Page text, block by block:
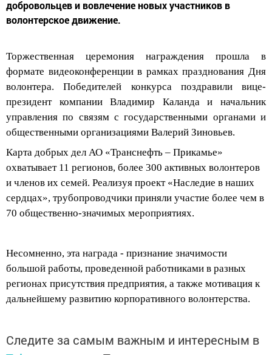
волонтерское движение.
формате видеоконференции в рамках празднования Дня
волонтера. Победителей конкурса поздравили вице-
президент компании ВладимирКаландаи начальник
управления по связям с государственными органами и
общественными организациями Валерий Зиновьев.
Карта добрых дел АО «Транснефть – Прикамье»
охватывает 11 регионов, более 300 активных волонтеров
и членов их семей. Реализуя проект «Наследие в наших
сердцах», трубопроводчики приняли участие более чем в
70 общественно-значимых мероприятиях.
большой работы, проведеннойработникамив разных
регионах присутствия предприятия, а также мотивация к
дальнейшему развитию корпоративноговолонтерства.
Telegram-каналеТатмедиа